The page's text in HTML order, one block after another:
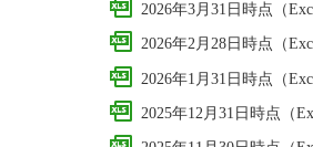
2026年3月31日時点（
2026年2月28日時点（
2026年1月31日時点（
2025年12月31日時点（